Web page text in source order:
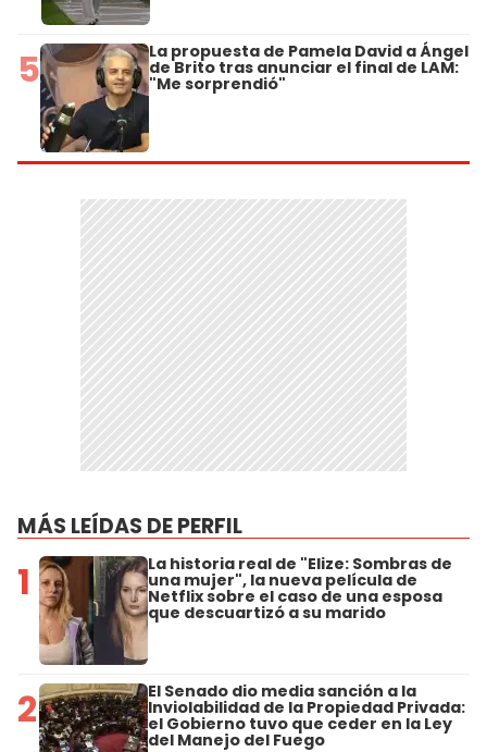
5 La propuesta de Pamela David a Ángel
de Brito tras anunciar el final de LAM:
"Me sorprendió"
MÁS LEÍDAS DE PERFIL
1 La historia real de "Elize: Sombras de
una mujer", la nueva película de
Netflix sobre el caso de una esposa
que descuartizó a su marido
2 El Senado dio media sanción a la
Inviolabilidad de la Propiedad Privada:
el Gobierno tuvo que ceder en la Ley
del Manejo del Fuego